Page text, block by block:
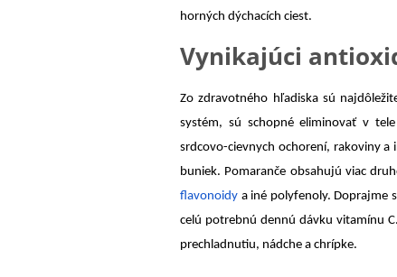
horných dýchacích ciest.
Vynikajúci
Zo zdravotného hľadiska sú
systém, sú schopné eliminovať v
srdcovo-cievnych ochorení, rakoviny a
buniek. Pomaranče obsahujú viac
flavonoidy a iné polyfenoly. Doprajme
celú potrebnú dennú dávku vitamínu
prechladnutiu, nádche a chrípke.